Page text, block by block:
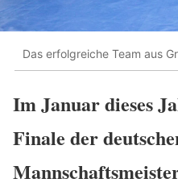
Das erfolgreiche Team aus
Im Januar dieses
Finale der